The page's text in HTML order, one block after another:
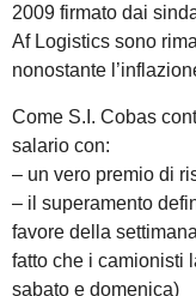
2009 firmato dai
Af Logistics sono
nonostante
Come S.I. Cobas
salario con:
– un vero premio di
– il superamento
favore della
fatto che i camionisti
sabato e domenica)